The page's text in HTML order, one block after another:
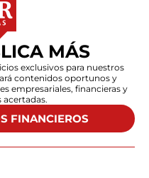
MÁS
exclusivos para nuestros
contenidos oportunos y
empresariales, financieras y
FINANCIEROS